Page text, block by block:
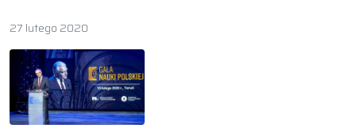
27 lutego 2020